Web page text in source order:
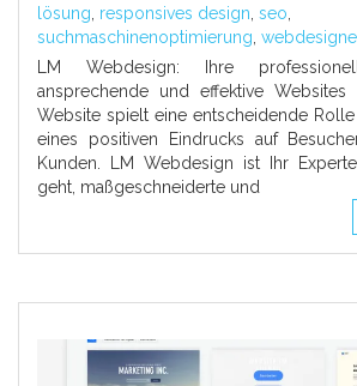
lösung responsives design seo
suchmaschinenoptimierung
LM Webdesign: Ihre
ansprechende und effektive Websites
Website spielt eine entscheidende
eines positiven Eindrucks auf
Kunden. LM Webdesign ist Ihr
geht, maßgeschneiderte und